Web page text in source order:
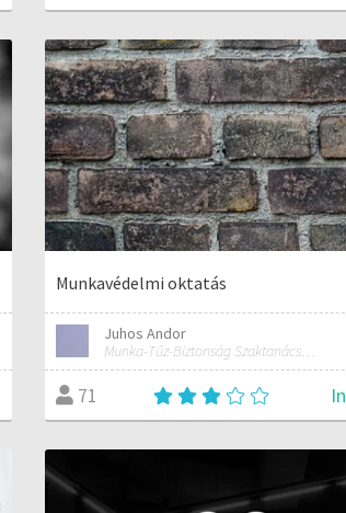
Munkavédelmi oktatás
Juhos Andor
Munka-Tűz-Biztonság Szaktanácsadó Iroda
71